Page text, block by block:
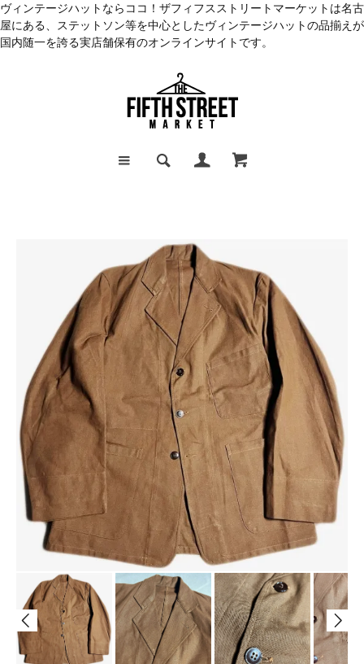
ヴィンテージハットならココ！ザフィフスストリートマーケットは名古
屋にある、ステットソン等を中心としたヴィンテージハットの品揃えが
国内随一を誇る実店舗保有のオンラインサイトです。